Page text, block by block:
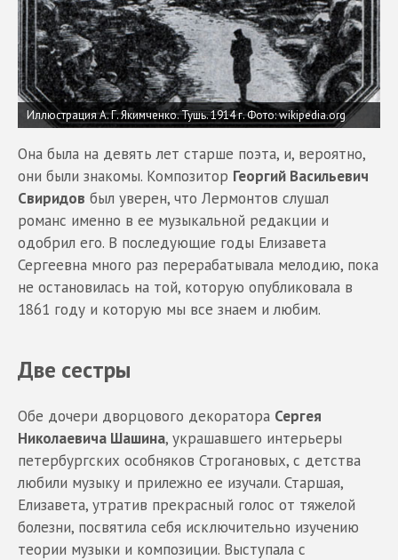
Иллюстрация А. Г. Якимченко. Тушь. 1914 г.Фото: wikipedia.org
Она была на девять лет старше поэта, и, вероятно,
они были знакомы. Композитор Георгий Васильевич
Свиридов был уверен, что Лермонтов слушал
романс именно в ее музыкальной редакции и
одобрил его. В последующие годы Елизавета
Сергеевна много раз перерабатывала мелодию, пока
не остановилась на той, которую опубликовала в
1861 году и которую мы все знаем и любим.
Две сестры
Обе дочери дворцового декоратора Сергея
Николаевича Шашина, украшавшего интерьеры
петербургских особняков Строгановых, с детства
любили музыку и прилежно ее изучали. Старшая,
Елизавета, утратив прекрасный голос от тяжелой
болезни, посвятила себя исключительно изучению
теории музыки и композиции. Выступала с